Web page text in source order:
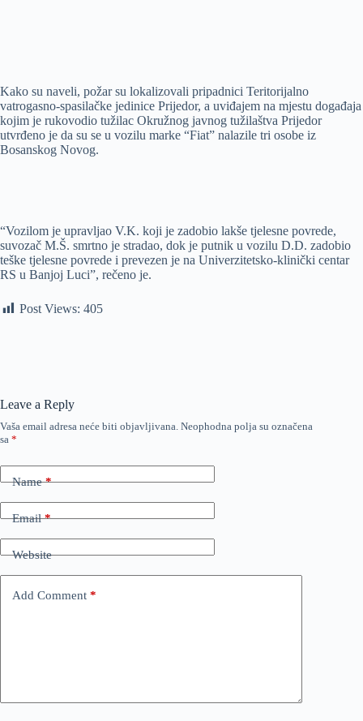
Kako su naveli, požar su lokalizovali pripadnici Teritorijalno
vatrogasno-spasilačke jedinice Prijedor, a uviđajem na mjestu događaja
kojim je rukovodio tužilac Okružnog javnog tužilaštva Prijedor
utvrđeno je da su se u vozilu marke “Fiat” nalazile tri osobe iz
Bosanskog Novog.
“Vozilom je upravljao V.K. koji je zadobio lakše tjelesne povrede,
suvozač M.Š. smrtno je stradao, dok je putnik u vozilu D.D. zadobio
teške tjelesne povrede i prevezen je na Univerzitetsko-klinički centar
RS u Banjoj Luci”, rečeno je.
Post Views: 405
Leave a Reply
Vaša email adresa neće biti objavljivana. Neophodna polja su označena
sa *
Name*
Email*
Website
Add Comment *